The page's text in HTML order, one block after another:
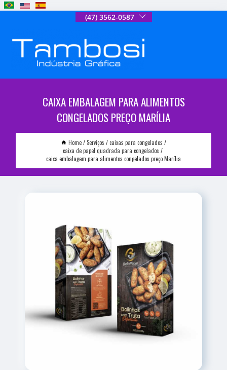
(47) 3562-0587
CAIXA EMBALAGEM PARA ALIMENTOS
CONGELADOS PREÇO MARÍLIA
Home Serviços
caixas para congelados
caixa de papel quadrada para congelados
caixa embalagem para alimentos congelados preço Marília